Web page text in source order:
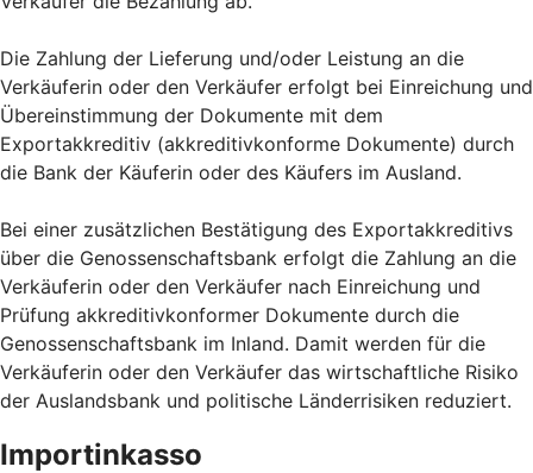
Die Zahlung der Lieferung und/oder Leistung an die
Verkäuferin oder den Verkäufer erfolgt bei Einreichung und
Übereinstimmung der Dokumente mit dem
Exportakkreditiv (akkreditivkonforme Dokumente) durch
die Bank der Käuferin oder des Käufers im Ausland.
Bei einer zusätzlichen Bestätigung des Exportakkreditivs
über die Genossenschaftsbank erfolgt die Zahlung an die
Verkäuferin oder den Verkäufer nach Einreichung und
Prüfung akkreditivkonformer Dokumente durch die
Genossenschaftsbank im Inland. Damit werden für die
Verkäuferin oder den Verkäufer das wirtschaftliche Risiko
der Auslandsbank und politische Länderrisiken reduziert.
Importinkasso